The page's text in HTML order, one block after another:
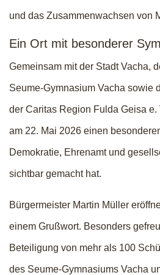
und das Zusammenwachsen von
Ein Ort mit besonderer
Gemeinsam mit der Stadt Vacha,
Seume-Gymnasium Vacha sowie
der Caritas Region Fulda Geisa e.
am 22. Mai 2026 einen
Demokratie, Ehrenamt und
sichtbar gemacht hat.
Bürgermeister Martin Müller
einem Grußwort. Besonders
Beteiligung von mehr als 100
des Seume-Gymnasiums Vacha